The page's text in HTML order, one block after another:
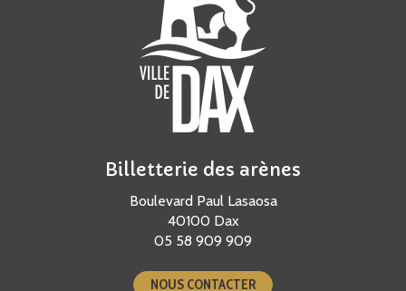
Billetterie des arènes
Boulevard Paul Lasaosa
40100 Dax
05 58 909 909
NOUS CONTACTER